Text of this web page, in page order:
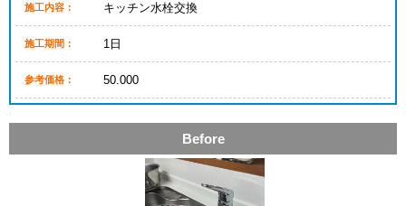
施工内容： キッチン水栓交換
施工期間： 1日
参考価格： 50.000
Before